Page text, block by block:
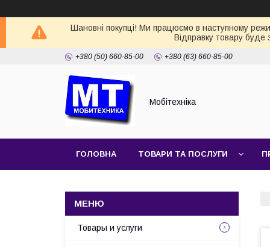
Шановні покупці! Ми працюємо в наступному
Відправку товару
+380 (50) 660-85-00 +380 (63) 660-85-00
Мобітехніка
ГОЛОВНА ТОВАРИ ТА ПОСЛУГИ
Товары и услуги